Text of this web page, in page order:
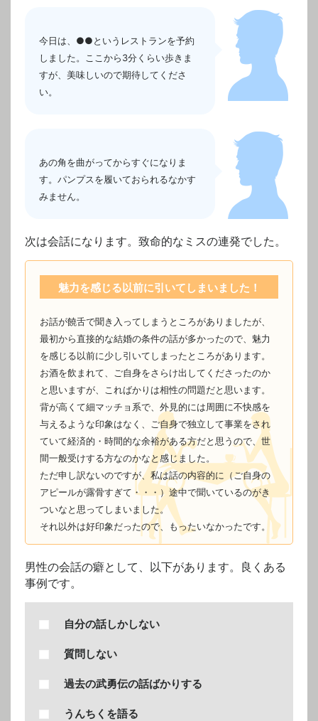
今日は、●●というレストランを予約
しました。ここから3分くらい歩きま
すが、美味しいので期待してくださ
い。
あの角を曲がってからすぐになりま
す。パンプスを履いておられるなかす
みません。
次は会話になります。致命的なミスの連発でした。
魅力を感じる以前に引いてしまいました！
お話が饒舌で聞き入ってしまうところがありましたが、
最初から直接的な結婚の条件の話が多かったので、魅力
を感じる以前に少し引いてしまったところがあります。
お酒を飲まれて、ご自身をさらけ出してくださったのか
と思いますが、こればかりは相性の問題だと思います。
背が高くて細マッチョ系で、外見的には周囲に不快感を
与えるような印象はなく、ご自身で独立して事業をされ
ていて経済的・時間的な余裕がある方だと思うので、世
間一般受けする方なのかなと感じました。
ただ申し訳ないのですが、私は話の内容的に（ご自身の
アピールが露骨すぎて・・・）途中で聞いているのがき
ついなと思ってしまいました。
それ以外は好印象だったので、もったいなかったです。
男性の会話の癖として、以下があります。良くある
事例です。
自分の話しかしない
質問しない
過去の武勇伝の話ばかりする
うんちくを語る